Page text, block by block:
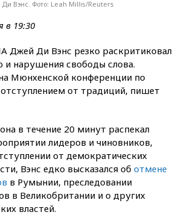
Вэнс. Фото: Leah Millis/Reuters
в 19:30
Джей Ди Вэнс резко раскритиковал
и нарушения свободы слова.
Мюнхенской конференции по
отступлением от традиций, пишет
в течение 20 минут распекал
лидеров и чиновников,
от демократических
Вэнс едко высказался об отмене
в Румынии, преследовании
в Великобритании и о других
властей.